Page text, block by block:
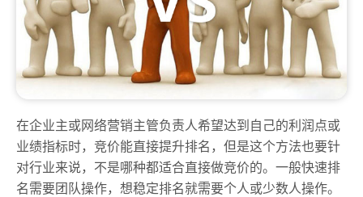
在企业主或网络营销主管负责人希望达到自己的利润点或
业绩指标时，竞价能直接提升排名，但是这个方法也要针
对行业来说，不是哪种都适合直接做竞价的。一般快速排
名需要团队操作，想稳定排名就需要个人或少数人操作。